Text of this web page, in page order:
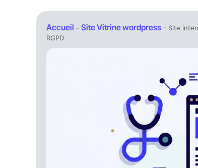
Accueil - Site Vitrine wordpress - Site
RGPD